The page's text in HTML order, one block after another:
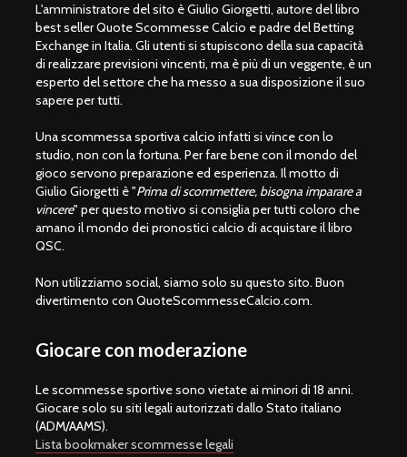
L'amministratore del sito è Giulio Giorgetti, autore del libro
best seller Quote Scommesse Calcio e padre del Betting
Exchange in Italia. Gli utenti si stupiscono della sua capacità
di realizzare previsioni vincenti, ma è più di un veggente, è un
esperto del settore che ha messo a sua disposizione il suo
sapere per tutti.
Una scommessa sportiva calcio infatti si vince con lo
studio, non con la fortuna. Per fare bene con il mondo del
gioco servono preparazione ed esperienza. Il motto di
Giulio Giorgetti è "Prima di scommettere, bisogna imparare a
vincere" per questo motivo si consiglia per tutti coloro che
amano il mondo dei pronostici calcio di acquistare il libro
QSC.
Non utilizziamo social, siamo solo su questo sito. Buon
divertimento con QuoteScommesseCalcio.com.
Giocare con moderazione
Le scommesse sportive sono vietate ai minori di 18 anni.
Giocare solo su siti legali autorizzati dallo Stato italiano
(ADM/AAMS).
Lista bookmaker scommesse legali